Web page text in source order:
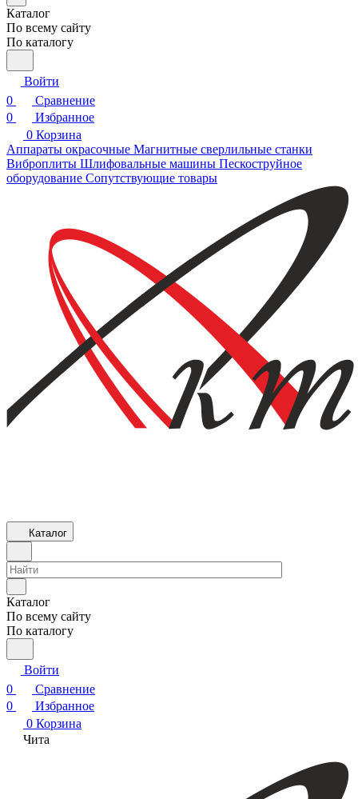
Каталог
По всему сайту
По каталогу
Войти
0
Сравнение
0
Избранное
0 Корзина
Аппараты окрасочные Магнитные сверлильные станки
Виброплиты Шлифовальные машины Пескоструйное
оборудование Сопутствующие товары
Каталог
Каталог
По всему сайту
По каталогу
Войти
0
Сравнение
0
Избранное
0 Корзина
Чита